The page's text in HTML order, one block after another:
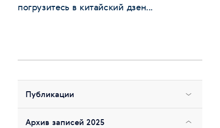
погрузитесь в китайский дзен...
Публикации
Архив записей 2025